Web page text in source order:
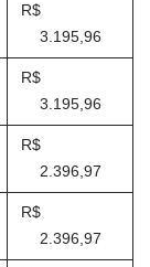
R$
3.195,96
R$
3.195,96
R$
2.396,97
R$
2.396,97